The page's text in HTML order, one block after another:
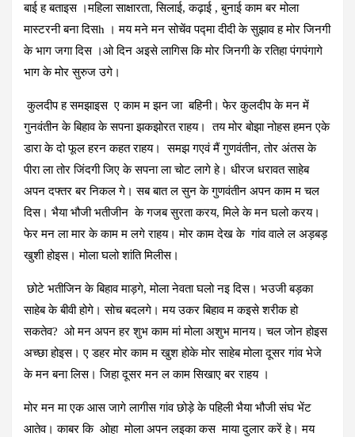
बाई ह बताइस ।महिला साक्षारता, सिलाई, कढ़ाई , बुनाई काम बर मोला
मास्टरनी बना दिसh । मय मने मन सोचेंव पद्मा दीदी के सुझाव ह मोर जिनगी
के भाग जगा दिस ।ओ दिन अइसे लागिस कि मोर जिनगी के रतिहा पंगपंगागे
भाग के मोर सुरुज उगे।
कुलदीप ह समझाइस ए काम म झन जा बहिनी। फेर कुलदीप के मन में
गुनवंतीन के बिहाव के सपना झकझोरत राहय। तय मोर बोझा नोहस हमन एके
डारा के दो फूल हरन कहत राहय। समझ गएवं मैं गुणवंतीन, तोर अंतस के
पीरा ला तोर जिंदगी जिए के सपना ला चोट लागे हे। धीरज धरावत साहेब
अपन दफ्तर बर निकल गे। सब बात ल सुन के गुणवंतीन अपन काम म चल
दिस। भैया भौजी भतीजीन के गजब सुरता करय, मिले के मन घलो करय।
फेर मन ला मार के काम म लगे राहय। मोर काम देख के गांव वाले ल अड़बड़
खुशी होइस। मोला घलो शांति मिलीस।
छोटे भतीजिन के बिहाव माड़गे, मोला नेवता घलो नइ दिस। भउजी बड़का
साहेब के बीवी होगे। सोच बदलगे। मय उकर बिहाव म कइसे शरीक हो
सकतेव? ओ मन अपन हर शुभ काम मां मोला अशुभ मानय। चल जोन होइस
अच्छा होइस। ए डहर मोर काम म खुश होके मोर साहेब मोला दूसर गांव भेजे
के मन बना लिस। जिहा दूसर मन ल काम सिखाए बर राहय ।
मोर मन मा एक आस जागे लागीस गांव छोड़े के पहिली भैया भौजी संघ भेंट
आतेव। काबर कि ओहा मोला अपन लइका कस माया दुलार करें हे। मय